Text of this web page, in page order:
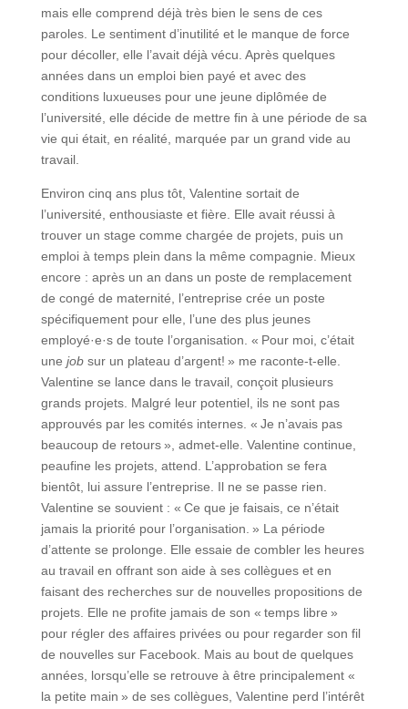
mais elle comprend déjà très bien le sens de ces
paroles. Le sentiment d’inutilité et le manque de force
pour décoller, elle l’avait déjà vécu. Après quelques
années dans un emploi bien payé et avec des
conditions luxueuses pour une jeune diplômée de
l’université, elle décide de mettre fin à une période de sa
vie qui était, en réalité, marquée par un grand vide au
travail.
Environ cinq ans plus tôt, Valentine sortait de
l’université, enthousiaste et fière. Elle avait réussi à
trouver un stage comme chargée de projets, puis un
emploi à temps plein dans la même compagnie. Mieux
encore : après un an dans un poste de remplacement
de congé de maternité, l’entreprise crée un poste
spécifiquement pour elle, l’une des plus jeunes
employé·e·s de toute l’organisation. « Pour moi, c’était
une job sur un plateau d’argent! » me raconte-t-elle.
Valentine se lance dans le travail, conçoit plusieurs
grands projets. Malgré leur potentiel, ils ne sont pas
approuvés par les comités internes. « Je n’avais pas
beaucoup de retours », admet-elle. Valentine continue,
peaufine les projets, attend. L’approbation se fera
bientôt, lui assure l’entreprise. Il ne se passe rien.
Valentine se souvient : « Ce que je faisais, ce n’était
jamais la priorité pour l’organisation. » La période
d’attente se prolonge. Elle essaie de combler les heures
au travail en offrant son aide à ses collègues et en
faisant des recherches sur de nouvelles propositions de
projets. Elle ne profite jamais de son « temps libre »
pour régler des affaires privées ou pour regarder son fil
de nouvelles sur Facebook. Mais au bout de quelques
années, lorsqu’elle se retrouve à être principalement «
la petite main » de ses collègues, Valentine perd l’intérêt